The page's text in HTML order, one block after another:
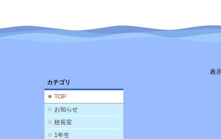
カテゴリ
TOP
お知らせ
校長室
1年生
表